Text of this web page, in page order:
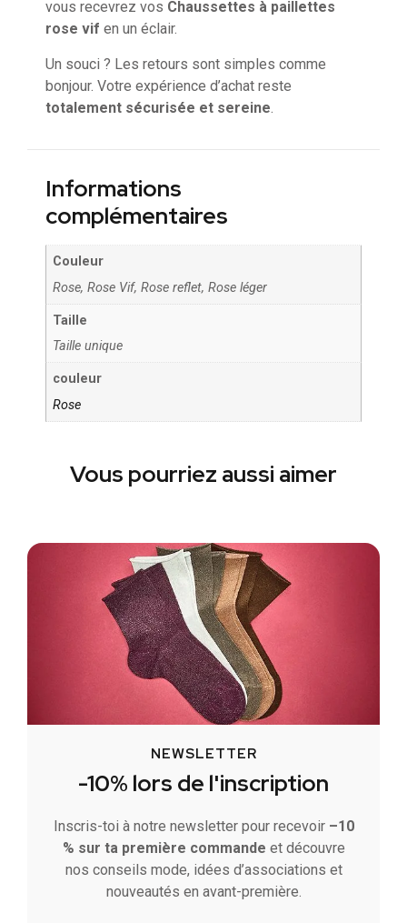
vous recevrez vos Chaussettes à paillettes
rose vif en un éclair.
Un souci ? Les retours sont simples comme
bonjour. Votre expérience d’achat reste
totalement sécurisée et sereine
Informations
complémentaires
Couleur
Rose, Rose Vif, Rose reflet, Rose léger
Taille
Taille unique
couleur
Rose
Vous pourriez aussi aimer
NEWSLETTER
-10% lors de l'inscription
Inscris-toi à notre newsletter pour recevoir –10
% sur ta première commande et découvre
nos conseils mode, idées d’associations et
nouveautés en avant-première.